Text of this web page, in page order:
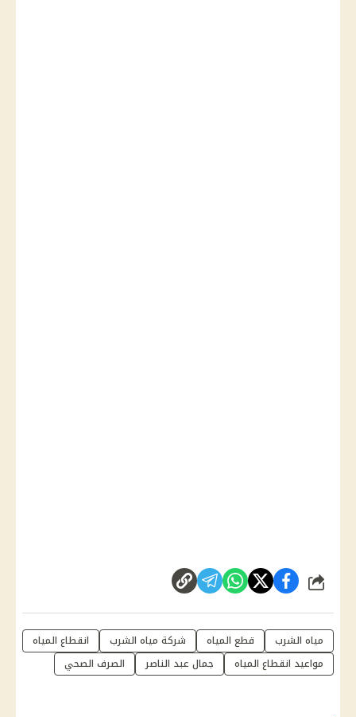
شارك
مياه الشرب قطع المياه شركة مياه الشرب
انقطاع المياه
مواعيد انقطاع المياه
جمال عبد الناصر الصرف الصحي